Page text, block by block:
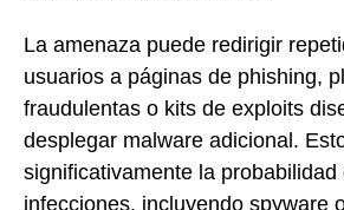
La amenaza puede redirigir
usuarios a páginas de phishing,
fraudulentas o kits de exploits
desplegar malware adicional.
significativamente la probabilidad
infecciones, incluyendo spyware